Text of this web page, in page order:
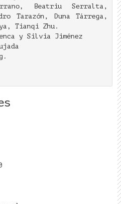
Beatriu Serralta,
Tarazón, Duna Tárrega,
Tianqi Zhu.
y Silvia Jiménez